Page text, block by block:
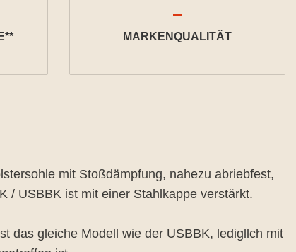
MARKENQUALITÄT
mit Stoßdämpfung, nahezu abriebfest,
/ USBBK ist mit einer Stahlkappe verstärkt.
das gleiche Modell wie der USBBK, ledigllch mit